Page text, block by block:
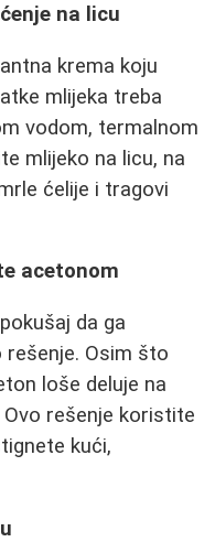
na licu
krema koju
mlijeka treba
vodom, termalnom
mlijeko na licu, na
ćelije i tragovi
acetonom
da ga
Osim što
loše deluje na
rešenje koristite
kući,